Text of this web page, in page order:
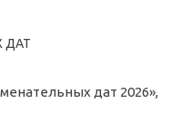
дат 2026»,